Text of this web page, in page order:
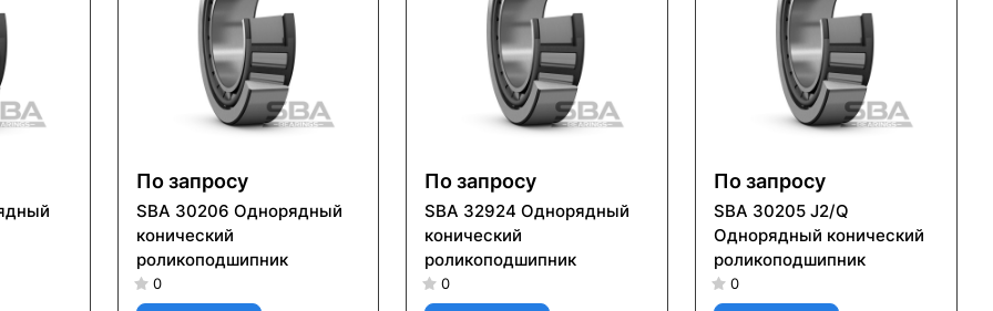
По запросу
SBA 30206 Однорядный
конический
роликоподшипник
0
По запросу
SBA 32924 Однорядный
конический
роликоподшипник
0
По запросу
SBA 30205 J2/Q
Однорядный конический
роликоподшипник
0